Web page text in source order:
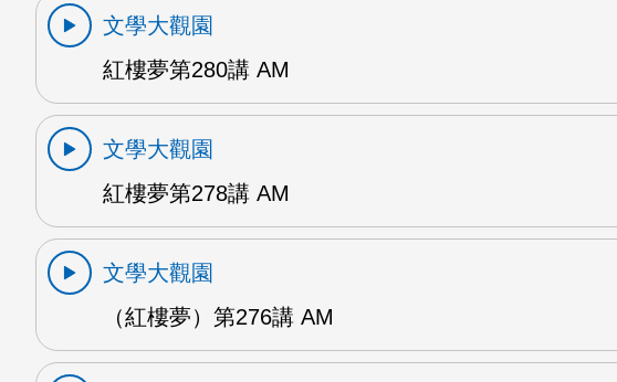
文學大觀園
紅樓夢第280講 AM
文學大觀園
紅樓夢第278講 AM
文學大觀園
（紅樓夢）第276講 AM